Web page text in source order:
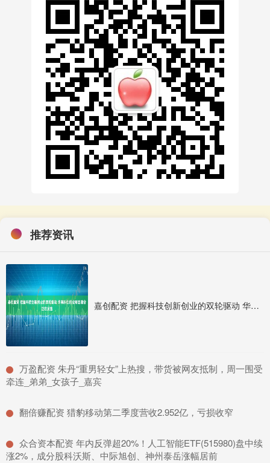
推荐资讯
嘉创配资 把握科技创新创业的双轮驱动 华商科创创业精选混合正在发售
​万盈配资 朱丹“重男轻女”上热搜，带货被网友抵制，周一围受
牵连_弟弟_女孩子_嘉宾
​翻倍赚配资 猎豹移动第二季度营收2.952亿，亏损收窄
​众合资本配资 年内反弹超20%！人工智能ETF(515980)盘中续
涨2%，成分股科沃斯、中际旭创、神州泰岳涨幅居前